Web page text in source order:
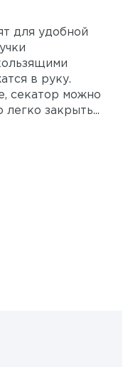
для удобной
в руку.
секатор можно
закрыть...